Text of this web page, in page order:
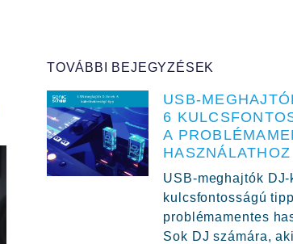
TOVÁBBI BEJEGYZÉSEK
USB-
6
A
HASZNÁLATHOZ
USB-meghajtók DJ-
kulcsfontosságú
problémamentes
Sok DJ számára,